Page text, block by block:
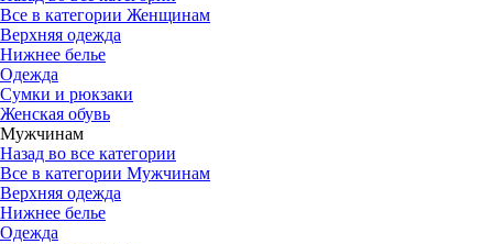
Все в категории Женщинам
Верхняя одежда
Нижнее белье
Одежда
Сумки и рюкзаки
Женская обувь
Мужчинам
Назад во все категории
Все в категории Мужчинам
Верхняя одежда
Нижнее белье
Одежда